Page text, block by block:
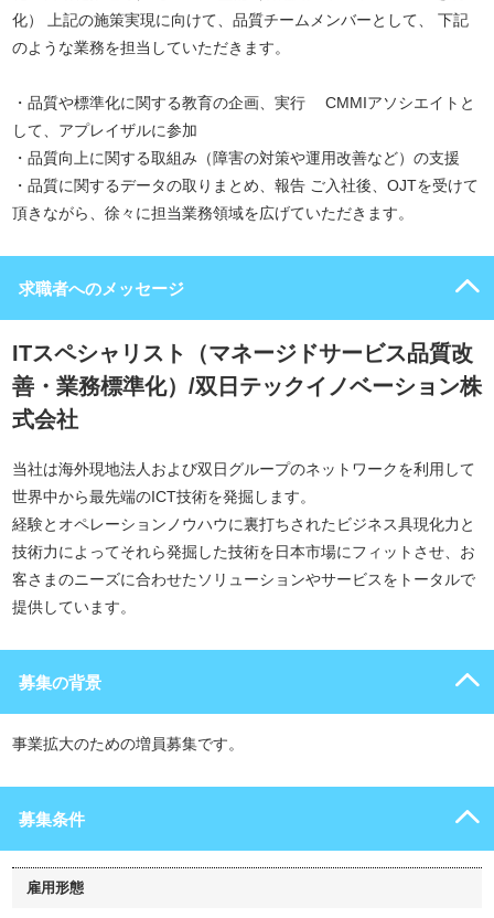
化） 上記の施策実現に向けて、品質チームメンバーとして、 下記
のような業務を担当していただきます。
・品質や標準化に関する教育の企画、実行 CMMIアソシエイトと
して、アプレイザルに参加
・品質向上に関する取組み（障害の対策や運用改善など）の支援
・品質に関するデータの取りまとめ、報告 ご入社後、OJTを受けて
頂きながら、徐々に担当業務領域を広げていただきます。
求職者へのメッセージ
ITスペシャリスト（マネージドサービス品質改
善・業務標準化）/双日テックイノベーション株
式会社
当社は海外現地法人および双日グループのネットワークを利用して
世界中から最先端のICT技術を発掘します。
経験とオペレーションノウハウに裏打ちされたビジネス具現化力と
技術力によってそれら発掘した技術を日本市場にフィットさせ、お
客さまのニーズに合わせたソリューションやサービスをトータルで
提供しています。
募集の背景
事業拡大のための増員募集です。
募集条件
雇用形態